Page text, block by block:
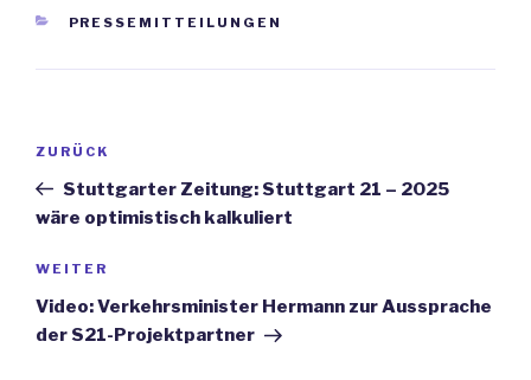
KATEGORIEN
PRESSEMITTEILUNGEN
Beitrags-
Vorheriger
Beitrag
ZURÜCK
Stuttgarter Zeitung: Stuttgart 21 – 2025
wäre optimistisch kalkuliert
Nächster
Beitrag
WEITER
Video: Verkehrsminister Hermann zur Aussprache
der S21-Projektpartner